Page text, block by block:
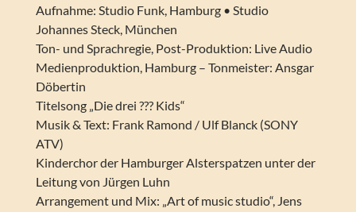
Aufnahme: Studio Funk, Hamburg • Studio
Johannes Steck, München
Ton- und Sprachregie, Post-Produktion: Live Audio
Medienproduktion, Hamburg – Tonmeister: Ansgar
Döbertin
Titelsong „Die drei ??? Kids“
Musik & Text: Frank Ramond / Ulf Blanck (SONY
ATV)
Kinderchor der Hamburger Alsterspatzen unter der
Leitung von Jürgen Luhn
Arrangement und Mix: „Art of music studio“, Jens